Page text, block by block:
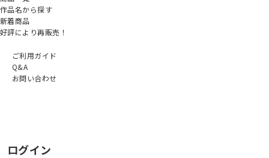
作品名から探す
新着商品
好評により再販売！
ご利用ガイド
Q&A
お問い合わせ
ログイン